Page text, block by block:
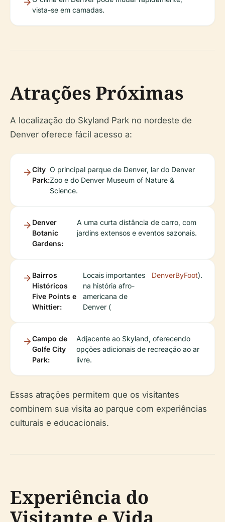
vista-se em camadas.
Atrações Próximas
A localização do Skyland Park no nordeste de
Denver oferece fácil acesso a:
City
Park:
O principal parque de Denver, lar do Denver
Zoo e do Denver Museum of Nature &
Science.
Denver
Botanic
Gardens:
A uma curta distância de carro, com
jardins extensos e eventos sazonais.
Bairros
Históricos
Five Points e
Whittier:
Locais importantes
na história afro-
americana de
Denver (
DenverByFoot).
Campo de
Golfe City
Park:
Adjacente ao Skyland, oferecendo
opções adicionais de recreação ao ar
livre.
Essas atrações permitem que os visitantes
combinem sua visita ao parque com experiências
culturais e educacionais.
Experiência do